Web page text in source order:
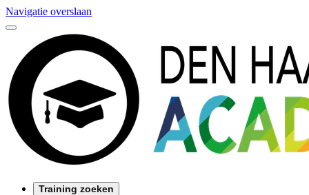
Navigatie overslaan
Training zoeken